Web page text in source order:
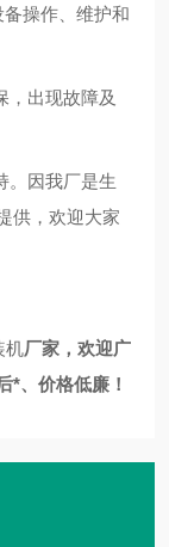
操作、维护和
出现故障及
因我厂是生
供，欢迎大家
机厂家，欢迎广
*、价格低廉！